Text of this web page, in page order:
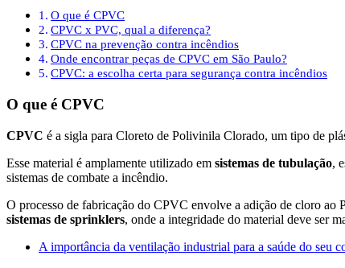
O que é CPVC
CPVC x PVC, qual a diferença?
CPVC na prevenção contra incêndios
Onde encontrar peças de CPVC em São Paulo?
CPVC: a escolha certa para segurança contra incêndios
O que é CPVC
CPVC é a sigla para Cloreto de Polivinila Clorado, um tipo de
Esse material é amplamente utilizado em sistemas de tubulação,
sistemas de combate a incêndio.
O processo de fabricação do CPVC envolve a adição de cloro ao
sistemas de sprinklers, onde a integridade do material deve ser
A importância da ventilação industrial para a saúde do seu